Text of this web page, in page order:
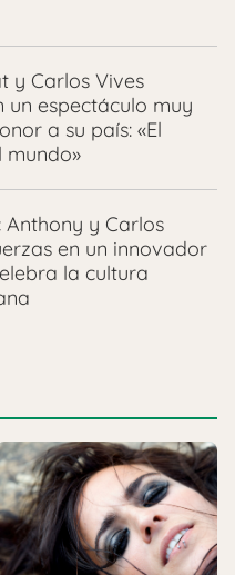
y Carlos Vives
un espectáculo muy
a su país: «El
mundo»
Anthony y Carlos
en un innovador
la cultura